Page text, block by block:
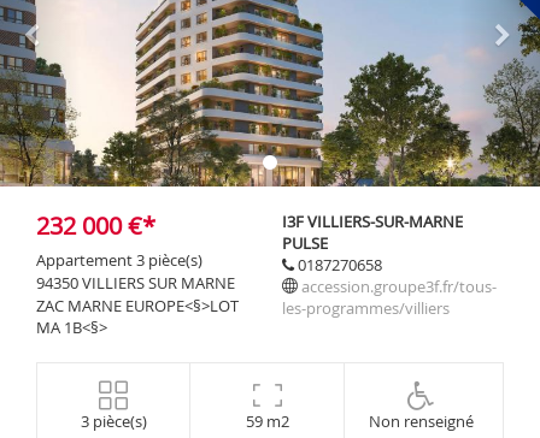
Google
Maps is
232 000 €*
Appartement 3 pièce(s)
94350 VILLIERS SUR MARNE
ZAC MARNE EUROPE<§>LOT
MA 1B<§>
I3F VILLIERS-SUR-MARNE
PULSE
0187270658
accession.groupe3f.fr/tous-
les-programmes/villiers
3 pièce(s) 59 m2 Non renseigné